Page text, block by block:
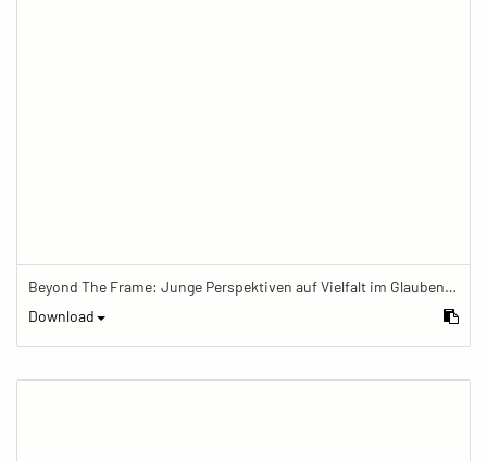
Beyond The Frame: Junge Perspektiven auf Vielfalt im Glauben - Frau trägt Shorts, Mala und Segenarmband
Download